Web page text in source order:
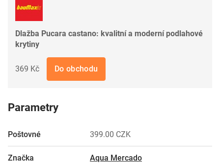
Dlažba Pucara castano: kvalitní a moderní podlahové
krytiny
369 Kč Do obchodu
Parametry
Poštovné 399.00 CZK
Značka Aqua Mercado